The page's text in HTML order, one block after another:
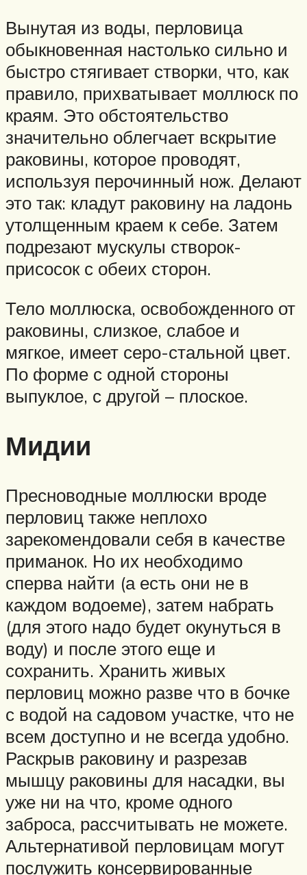
Вынутая из воды, перловица
обыкновенная настолько сильно и
быстро стягивает створки, что, как
правило, прихватывает моллюск по
краям. Это обстоятельство
значительно облегчает вскрытие
раковины, которое проводят,
используя перочинный нож. Делают
это так: кладут раковину на ладонь
утолщенным краем к себе. Затем
подрезают мускулы створок-
присосок с обеих сторон.
Тело моллюска, освобожденного от
раковины, слизкое, слабое и
мягкое, имеет серо-стальной цвет.
По форме с одной стороны
выпуклое, с другой – плоское.
Мидии
Пресноводные моллюски вроде
перловиц также неплохо
зарекомендовали себя в качестве
приманок. Но их необходимо
сперва найти (а есть они не в
каждом водоеме), затем набрать
(для этого надо будет окунуться в
воду) и после этого еще и
сохранить. Хранить живых
перловиц можно разве что в бочке
с водой на садовом участке, что не
всем доступно и не всегда удобно.
Раскрыв раковину и разрезав
мышцу раковины для насадки, вы
уже ни на что, кроме одного
заброса, рассчитывать не можете.
Альтернативой перловицам могут
послужить консервированные